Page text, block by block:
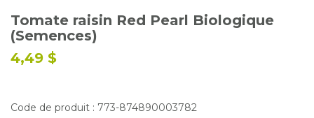
Nous joindre
Tomate raisin Red Pearl Biologique
(Semences)
4,49 $
Code de produit : 773-874890003782